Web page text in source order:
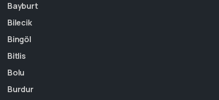
Bayburt
Bilecik
Bingöl
Bitlis
Bolu
Burdur